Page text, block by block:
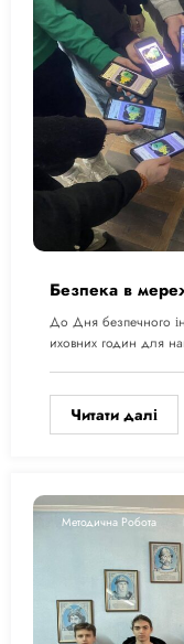
Безпека в
До Дня безпечного
иховних годин для
Читати далі
Методична Робота